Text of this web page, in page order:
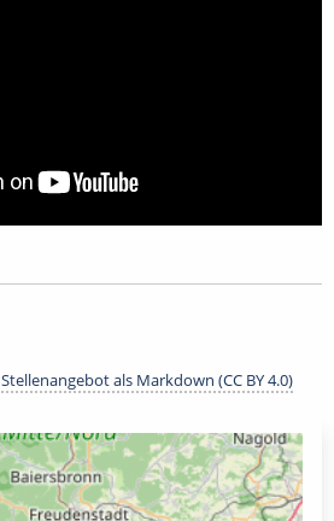
Stellenangebot als Markdown (CC BY 4.0)